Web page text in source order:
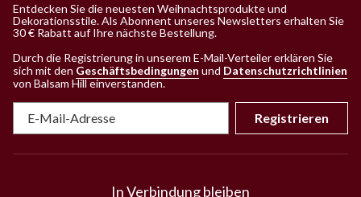
Entdecken Sie die neuesten Weihnachtsprodukte und
Dekorationsstile. Als Abonnent unseres Newsletters erhalten Sie
30 € Rabatt auf Ihre nächste Bestellung.
Durch die Registrierung in unserem E-Mail-Verteiler erklären Sie
sich mit den Geschäftsbedingungen und Datenschutzrichtlinien
von Balsam Hill einverstanden.
Registrieren
In Verbindung bleiben